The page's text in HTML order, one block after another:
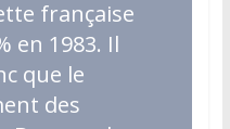
française
en 1983. Il
que le
des